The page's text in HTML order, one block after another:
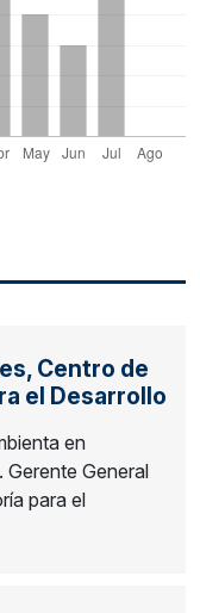
Centro de
el Desarrollo
en
General
para el